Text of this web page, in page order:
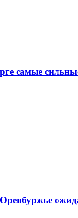
самые